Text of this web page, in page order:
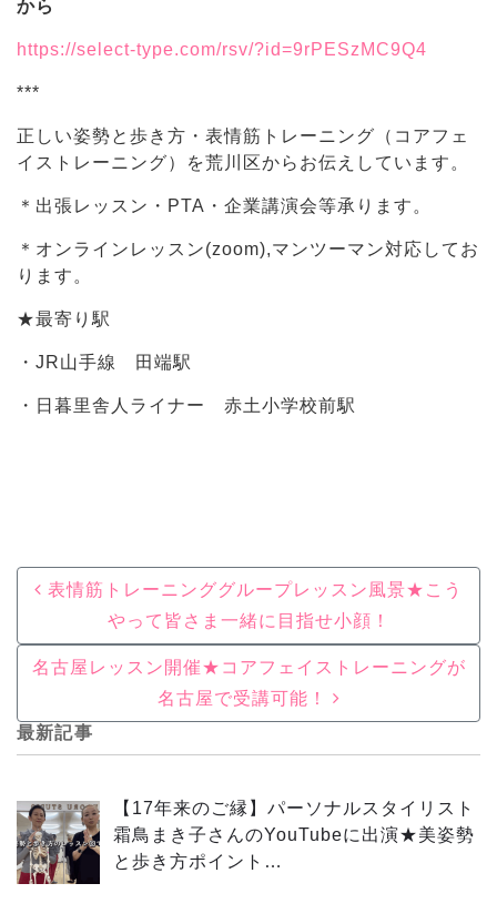
から
https://select-type.com/rsv/?id=9rPESzMC9Q4
***
正しい姿勢と歩き方・表情筋トレーニング（コアフェ
イストレーニング）を荒川区からお伝えしています。
＊出張レッスン・PTA・企業講演会等承ります。
＊オンラインレッスン(zoom),マンツーマン対応してお
ります。
★最寄り駅
・JR山手線 田端駅
・日暮里舎人ライナー 赤土小学校前駅
Post navigation
表情筋トレーニンググループレッスン風景★こう
やって皆さま一緒に目指せ小顔！
名古屋レッスン開催★コアフェイストレーニングが
名古屋で受講可能！
最新記事
【17年来のご縁】パーソナルスタイリスト
霜鳥まき子さんのYouTubeに出演★美姿勢
と歩き方ポイント…